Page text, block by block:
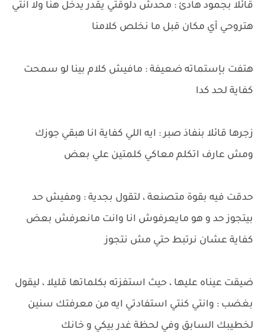
قائلا بجمود هادئ : محدش دلوقتي يقدر يدخل هنا ولا انتي
هتروحي أي مكان قبل ما نخلص كلامنا
هتفت بإستماته ضعيفة : مافيش كلام بينا لو سمحت
كفاية لحد كدا
زجرها قائلا بنفاذ صبر : ايه اللي كفاية انا هبقي جوزك
ومش عارف اتكلم معاكي كلمتين علي بعض
حدقت فيه بقوة متصنعة ، لتقول بجدية : ومفيش حد
بيتجوز حد و هو مايعرفوش انا وانت مانعرفش بعض
كفاية عشان نرتبط حتي مش نتجوز
ضيقت عيناه عليها ، حيث استفزته بكلماتها قليلا ، ليقول
بغضب : وانتي كنتي استفادتي ايه من معرفتك سنين
لخطيبك السابق وفي لحظة غدر بيكي و خانك